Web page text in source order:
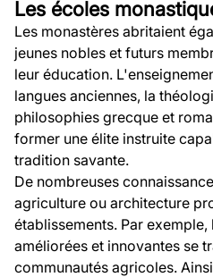
Les écoles
Les monastères abritaient
jeunes nobles et futurs
leur éducation.
langues anciennes, la
philosophies grecque et
former une élite instruite
tradition savante.
De nombreuses
agriculture ou architecture
établissements. Par
améliorées et innovantes se
communautés agricoles.